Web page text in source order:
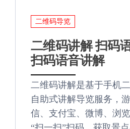
二维码导览
二维码讲解 扫码
扫码语音讲解
二维码讲解是基于手机
自助式讲解导览服务，
信、支付宝、微博、浏